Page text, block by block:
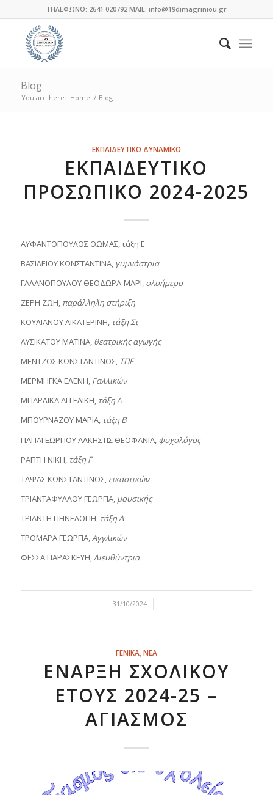
ΤΗΛΕΦΩΝΟ: 2641 020792 MAIL: info@19dimagriniou.gr
Blog
You are here: Home / Blog
ΕΚΠΑΙΔΕΥΤΙΚΟ ΔΥΝΑΜΙΚΟ
ΕΚΠΑΙΔΕΥΤΙΚΌ
ΠΡΟΣΩΠΙΚΌ 2024-2025
ΑΥΦΑΝΤΟΠΟΥΛΟΣ ΘΩΜΑΣ, τάξη Ε
ΒΑΣΙΛΕΙΟΥ ΚΩΝΣΤΑΝΤΙΝΑ, γυμνάστρια
ΓΑΛΑΝΟΠΟΥΛΟΥ ΘΕΟΔΩΡΑ-ΜΑΡΙ, ολοήμερο
ΖΕΡΗ ΖΩΗ, παράλληλη στήριξη
ΚΟΥΛΙΑΝΟΥ ΑΙΚΑΤΕΡΙΝΗ, τάξη Στ
ΛΥΣΙΚΑΤΟΥ ΜΑΤΙΝΑ, θεατρικής αγωγής
ΜΕΝΤΖΟΣ ΚΩΝΣΤΑΝΤΙΝΟΣ, ΤΠΕ
ΜΕΡΜΗΓΚΑ ΕΛΕΝΗ, Γαλλικών
ΜΠΑΡΛΙΚΑ ΑΓΓΕΛΙΚΗ, τάξη Δ
ΜΠΟΥΡΝΑΖΟΥ ΜΑΡΙΑ, τάξη Β
ΠΑΠΑΓΕΩΡΓΙΟΥ ΑΛΚΗΣΤΙΣ ΘΕΟΦΑΝΙΑ, ψυχολόγος
ΡΑΠΤΗ ΝΙΚΗ, τάξη Γ
ΤΑΨΑΣ ΚΩΝΣΤΑΝΤΙΝΟΣ, εικαστικών
ΤΡΙΑΝΤΑΦΥΛΛΟΥ ΓΕΩΡΓΙΑ, μουσικής
ΤΡΙΑΝΤΗ ΠΗΝΕΛΟΠΗ, τάξη Α
ΤΡΟΜΑΡΑ ΓΕΩΡΓΙΑ,Αγγλικών
ΦΕΣΣΑ ΠΑΡΑΣΚΕΥΗ,Διευθύντρια
31/10/2024
/
ΓΕΝΙΚΑ, ΝΕΑ
ΕΝΑΡΞΗ ΣΧΟΛΙΚΟΥ
ΕΤΟΥΣ 2024-25 –
ΑΓΙΑΣΜΟΣ